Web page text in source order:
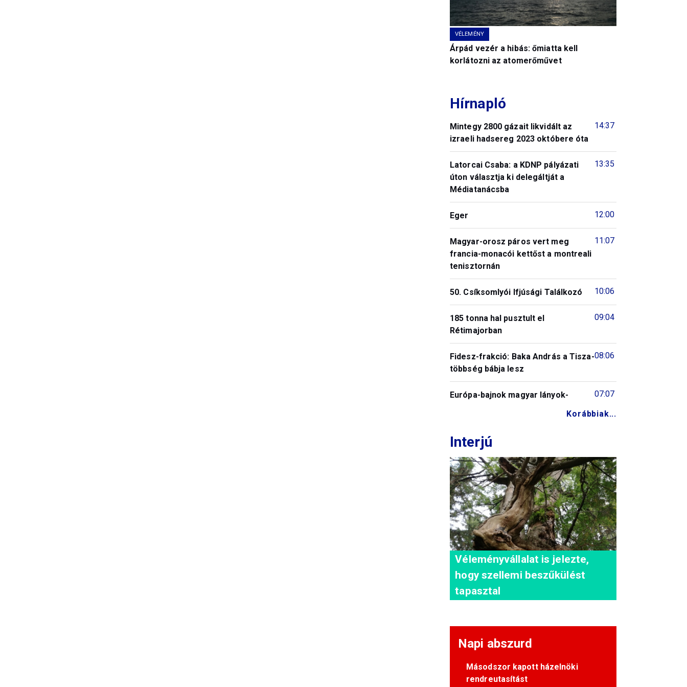
VÉLEMÉNY
Árpád vezér a hibás: őmiatta kell
korlátozni az atomerőművet
Hírnapló
14:37
Mintegy 2800 gázait likvidált az
izraeli hadsereg 2023 októbere óta
13:35
Latorcai Csaba: a KDNP pályázati
úton választja ki delegáltját a
Médiatanácsba
12:00
Eger
11:07
Magyar-orosz páros vert meg
francia-monacói kettőst a montreali
tenisztornán
10:06
50. Csíksomlyói Ifjúsági Találkozó
09:04
185 tonna hal pusztult el
Rétimajorban
08:06
Fidesz-frakció: Baka András a Tisza-
többség bábja lesz
07:07
Európa-bajnok magyar lányok-
Korábbiak...
Interjú
Véleményvállalat is jelezte,
hogy szellemi beszűkülést
tapasztal
Napi abszurd
Másodszor kapott házelnöki
rendreutasítást